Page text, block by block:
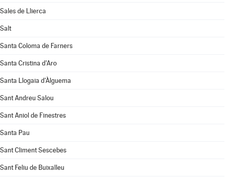
Sales de Llierca
Salt
Santa Coloma de Farners
Santa Cristina d'Aro
Santa Llogaia d'Àlguema
Sant Andreu Salou
Sant Aniol de Finestres
Santa Pau
Sant Climent Sescebes
Sant Feliu de Buixalleu